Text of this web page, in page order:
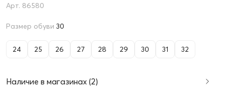
86580
Размер обуви 30
24 25 26 27 28 29 30 31 32
Наличие в магазинах (2)